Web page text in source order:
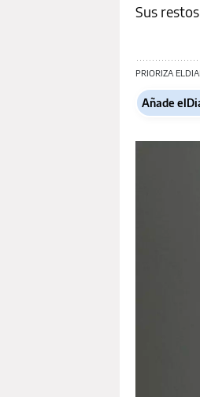
Sus
PRIORIZA
Añade